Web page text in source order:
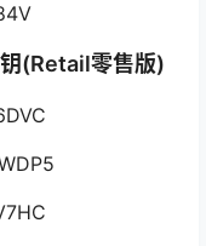
(Retail零售版)